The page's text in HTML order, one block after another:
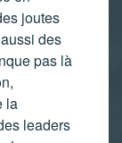
joutes
des
pas là
la
leaders